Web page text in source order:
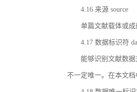
4.16 来源 source
单篇文献载体或
4.17 数据标识符
能够识别文献数
不一定唯一。在本文